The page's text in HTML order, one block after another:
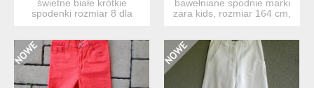
świetne białe krótkie
spodenki rozmiar 8 dla
bawełniane spodnie marki
zara kids, rozmiar 164 cm,